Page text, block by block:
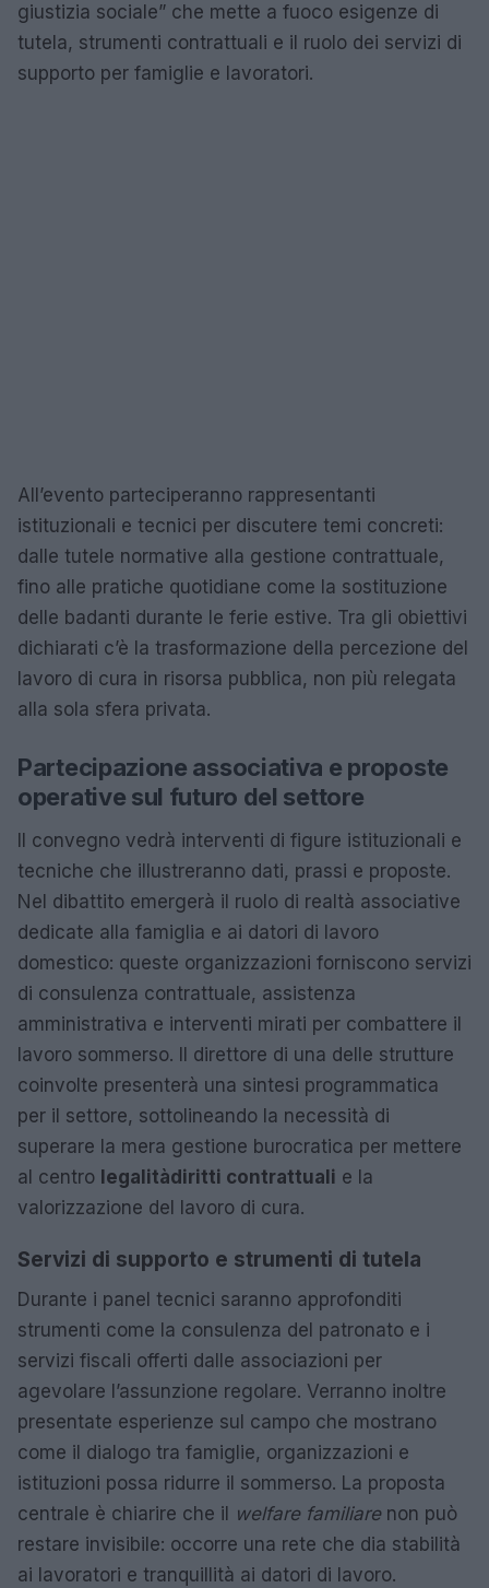
giustizia sociale” che mette a fuoco esigenze di
tutela, strumenti contrattuali e il ruolo dei servizi di
supporto per famiglie e lavoratori.
All’evento parteciperanno rappresentanti
istituzionali e tecnici per discutere temi concreti:
dalle tutele normative alla gestione contrattuale,
fino alle pratiche quotidiane come la sostituzione
delle badanti durante le ferie estive. Tra gli obiettivi
dichiarati c’è la trasformazione della percezione del
lavoro di cura in risorsa pubblica, non più relegata
alla sola sfera privata.
Partecipazione associativa e proposte
operative sul futuro del settore
Il convegno vedrà interventi di figure istituzionali e
tecniche che illustreranno dati, prassi e proposte.
Nel dibattito emergerà il ruolo di realtà associative
dedicate alla famiglia e ai datori di lavoro
domestico: queste organizzazioni forniscono servizi
di consulenza contrattuale, assistenza
amministrativa e interventi mirati per combattere il
lavoro sommerso. Il direttore di una delle strutture
coinvolte presenterà una sintesi programmatica
per il settore, sottolineando la necessità di
superare la mera gestione burocratica per mettere
al centro legalitàdiritti contrattuali e la
valorizzazione del lavoro di cura.
Servizi di supporto e strumenti di tutela
Durante i panel tecnici saranno approfonditi
strumenti come la consulenza del patronato e i
servizi fiscali offerti dalle associazioni per
agevolare l’assunzione regolare. Verranno inoltre
presentate esperienze sul campo che mostrano
come il dialogo tra famiglie, organizzazioni e
istituzioni possa ridurre il sommerso. La proposta
centrale è chiarire che il
welfare familiarenon può
restare invisibile: occorre una rete che dia stabilità
ai lavoratori e tranquillità ai datori di lavoro.